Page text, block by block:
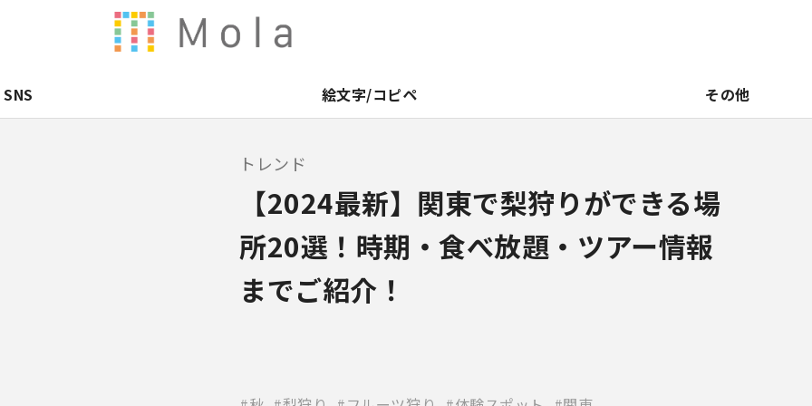
SNS 絵文字/コピペ その他
トレンド
【2024最新】関東で梨狩りができる場
所20選！時期・食べ放題・ツアー情報
までご紹介！